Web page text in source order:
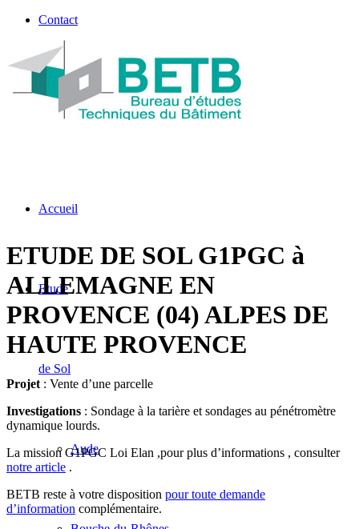
Contact
Accueil
Etude
de Sol
Aude
ETUDE DE SOL G1PGC à
ALLEMAGNE EN
PROVENCE (04) ALPES DE
HAUTE PROVENCE
Projet : Vente d’une parcelle
Investigations : Sondage à la tarière et sondages au pénétromètre
dynamique lourds.
La mission G1PGC Loi Elan ,pour plus d’informations , consulter
notre article .
BETB reste à votre disposition pour toute demande
d’information complémentaire.